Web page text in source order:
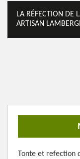
LA RÉFECTION DE
ARTISAN
Tonte et refection